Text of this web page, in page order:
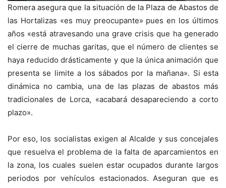
Romera asegura que la situación de la Plaza de Abastos de
las Hortalizas «es muy preocupante» pues en los últimos
años «está atravesando una grave crisis que ha generado
el cierre de muchas garitas, que el número de clientes se
haya reducido drásticamente y que la única animación que
presenta se limite a los sábados por la mañana». Si esta
dinámica no cambia, una de las plazas de abastos más
tradicionales de Lorca, «acabará desapareciendo a corto
plazo».
Por eso, los socialistas exigen al Alcalde y sus concejales
que resuelva el problema de la falta de aparcamientos en
la zona, los cuales suelen estar ocupados durante largos
periodos por vehículos estacionados. Aseguran que es